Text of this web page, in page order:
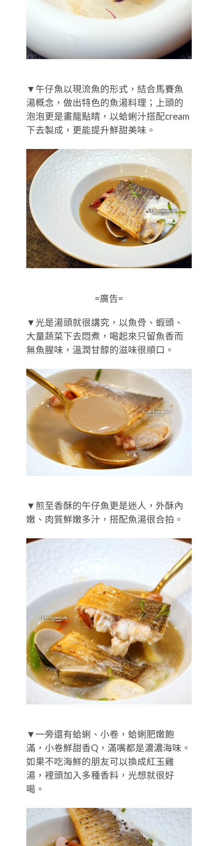
▼午仔魚以現流魚的形式，結合馬賽魚
湯概念，做出特色的魚湯料理；上頭的
泡泡更是畫龍點睛，以蛤蜊汁搭配cream
下去製成，更能提升鮮甜美味。
=廣告=
▼光是湯頭就很講究，以魚骨、蝦頭、
大量蔬菜下去悶煮，喝起來只留魚香而
無魚腥味，溫潤甘醇的滋味很順口。
▼煎至香酥的午仔魚更是迷人，外酥內
嫩、肉質鮮嫩多汁，搭配魚湯很合拍。
▼一旁還有蛤蜊、小卷，蛤蜊肥嫩飽
滿，小卷鮮甜香Q，滿嘴都是濃濃海味。
如果不吃海鮮的朋友可以換成紅玉雞
湯，裡頭加入多種香料，光想就很好
喝。